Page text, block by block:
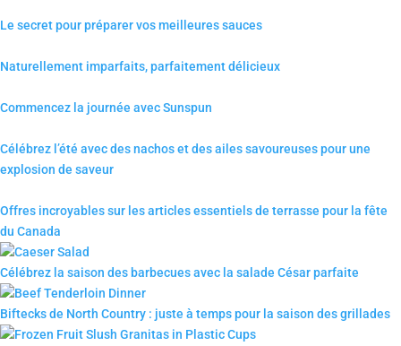
Le secret pour préparer vos meilleures sauces
Naturellement imparfaits, parfaitement délicieux
Commencez la journée avec Sunspun
Célébrez l’été avec des nachos et des ailes savoureuses pour une
explosion de saveur
Offres incroyables sur les articles essentiels de terrasse pour la fête
du Canada
Célébrez la saison des barbecues avec la salade César parfaite
Biftecks de North Country : juste à temps pour la saison des grillades